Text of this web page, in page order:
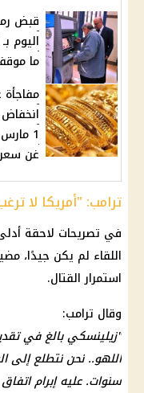
قبض
ما
غن
ترامب: "أمريكا لا
في تصريحات لاحقة
اللقاء لم يكن جيدًا،
استمرار القتال.
وقال ترامب:
"زيلينسكي بالغ في
اللهو.. نحن نتطلع
سنوات. عليه إبرام